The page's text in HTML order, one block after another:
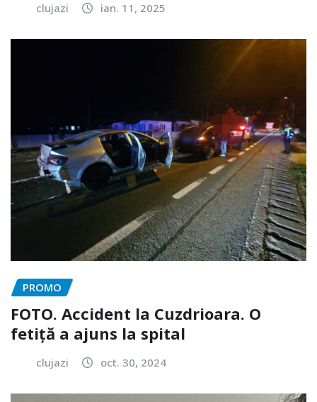
clujazi ian. 11, 2025
PROMO
FOTO. Accident la Cuzdrioara. O
fetiță a ajuns la spital
clujazi oct. 30, 2024